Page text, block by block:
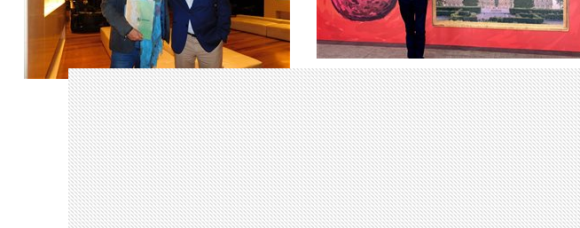
Aventora Baía Formosa Resort terá 70
quartos, 28 villas branded residences e
será inaugurado em 2029
Encontro reuniu associados e
parceiros Serandipians e Takumians by
Traveller Made de 77 países